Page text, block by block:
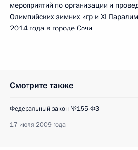
мероприятий по организации и
Олимпийских зимних игр и XI
2014 года в городе Сочи.
Смотрите также
Федеральный закон №155-ФЗ
17 июля 2009 года